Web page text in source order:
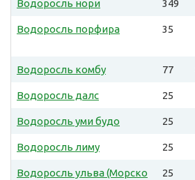
Водоросль нори 349
Водоросль порфира 35
Водоросль комбу 77
Водоросль далс 25
Водоросль уми будо 25
Водоросль лиму 25
Водоросль ульва (Морско
25